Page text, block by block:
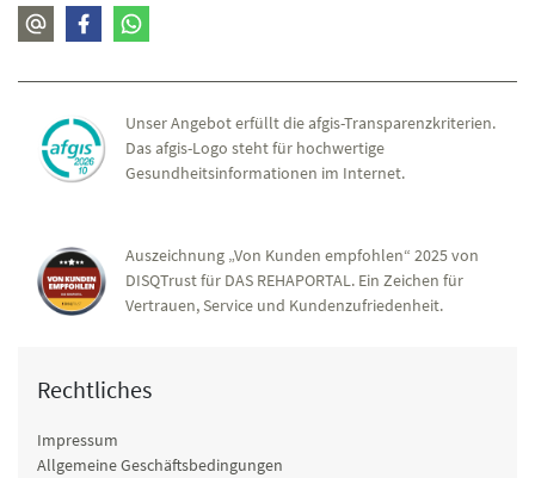
Unser Angebot erfüllt die afgis-Transparenzkriterien.
Das afgis-Logo steht für hochwertige
Gesundheitsinformationen im Internet.
Auszeichnung „Von Kunden empfohlen“ 2025 von
DISQTrust für DAS REHAPORTAL. Ein Zeichen für
Vertrauen, Service und Kundenzufriedenheit.
Rechtliches
Impressum
Allgemeine Geschäftsbedingungen